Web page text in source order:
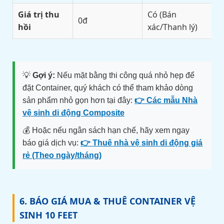
Giá trị thu
hồi
0đ
Có (Bán
xác/Thanh lý)
💡 Gợi ý: Nếu mặt bằng thi công quá nhỏ hẹp để
đặt Container, quý khách có thể tham khảo dòng
sản phẩm nhỏ gọn hơn tại đây: 👉 Các mẫu Nhà
vệ sinh di động Composite
💰 Hoặc nếu ngân sách hạn chế, hãy xem ngay
báo giá dịch vụ: 👉 Thuê nhà vệ sinh di động giá
rẻ (Theo ngày/tháng)
6. BÁO GIÁ MUA & THUÊ CONTAINER VỆ
SINH 10 FEET